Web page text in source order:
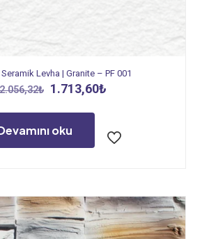
Levha | Granite – PF 001
2.056,32₺ Orijinal
2.056,32₺.
1.713,60₺
1.713,60₺.
oku